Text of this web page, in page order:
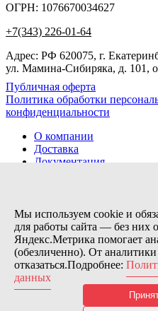
ОГРН: 1076670034627
+7(343) 226-01-64
Адрес: РФ 620075, г.
ул. Мамина-Сибиряка, д. 101,
Публичная оферта
Политика обработки
конфиденциальности
О компании
Доставка
Документация
Контакты
Заказов сегодня / Всего
19
11154
Нас можно найти тут:
© 2026 Motor Components. Все
Мы используем cookie и
для работы сайта — без них
Яндекс.Метрика помогает
(обезличенно). От
отказаться.Подробнее:
данных